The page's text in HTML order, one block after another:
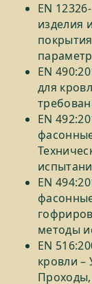
EN
изделия
EN
для
EN
EN
методы
EN
кровли –
Проходы,